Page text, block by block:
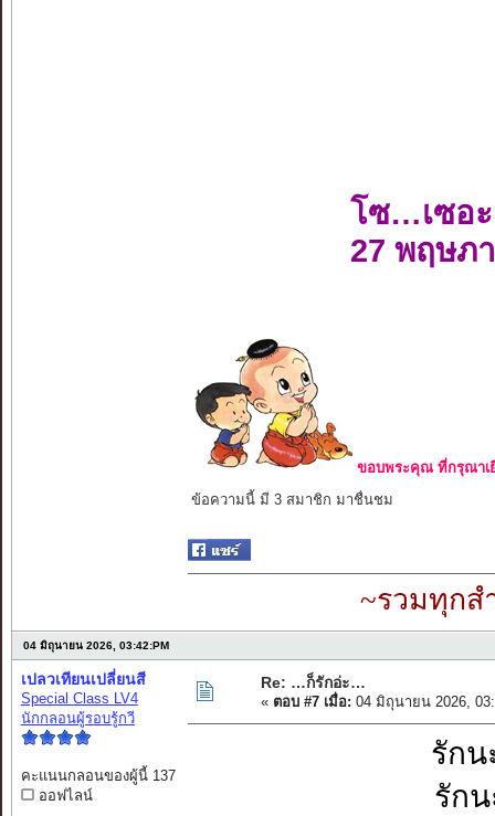
โซ…เซอะ
27 พฤษภ
ขอบพระคุณ ที่กรุณาเ
ข้อความนี้ มี 3 สมาชิก มาชื่นชม
~รวมทุกส
04 มิถุนายน 2026, 03:42:PM
เปลวเทียนเปลี่ยนสี
Special Class LV4
นักกลอนผู้รอบรู้กวี
คะแนนกลอนของผู้นี้ 137
ออฟไลน์
Re: …ก็รักอ่ะ…
« ตอบ #7 เมื่อ: 04 มิถุนายน 2026,
รักน
รักน